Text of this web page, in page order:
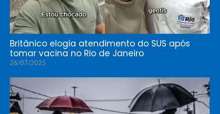
Britânico elogia atendimento do SUS após
tomar vacina no Rio de Janeiro
26/07/2025